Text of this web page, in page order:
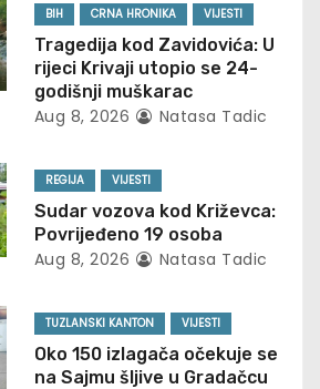
BIH CRNA HRONIKA VIJESTI
Tragedija kod Zavidovića: U
rijeci Krivaji utopio se 24-
godišnji muškarac
Aug 8, 2026 Natasa Tadic
REGIJA VIJESTI
Sudar vozova kod Križevca:
Povrijeđeno 19 osoba
Aug 8, 2026 Natasa Tadic
TUZLANSKI KANTON VIJESTI
Oko 150 izlagača očekuje se
na Sajmu šljive u Gradačcu